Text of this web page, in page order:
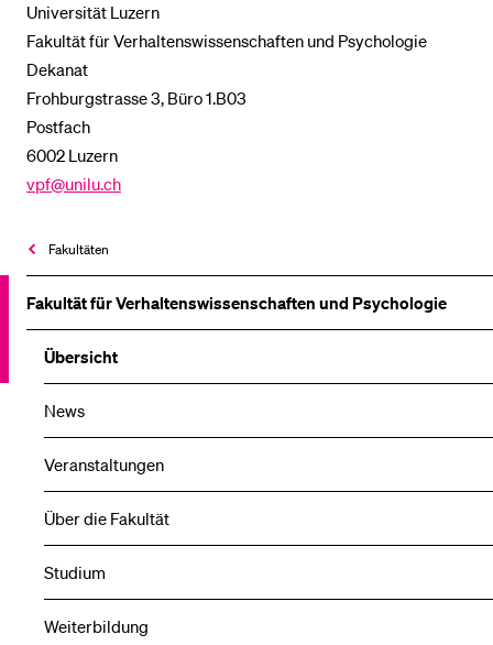
Fakultäten
Fakultät für Verhaltens­wissen­schaften und Psychologie
Übersicht
News
Veranstaltungen
Über die Fakultät
Studium
Weiterbildung
Universität Luzern
Fakultät für Verhaltenswissenschaften und Psychologie
Dekanat
Frohburgstrasse 3, Büro 1.B03
Postfach
6002 Luzern
vpf@unilu.ch